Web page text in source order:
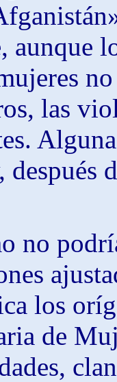
aunque
las
después
no
los
de